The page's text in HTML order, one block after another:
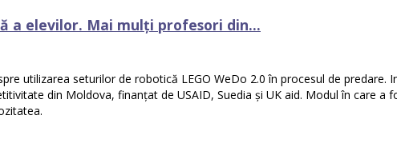
a elevilor. Mai mulți profesori din...
utilizarea seturilor de robotică LEGO WeDo 2.0 în procesul de predare.
din Moldova, finanțat de USAID, Suedia și UK aid. Modul în care